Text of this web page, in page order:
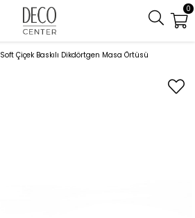
0
Soft Çiçek Baskılı Dikdörtgen Masa Örtüsü